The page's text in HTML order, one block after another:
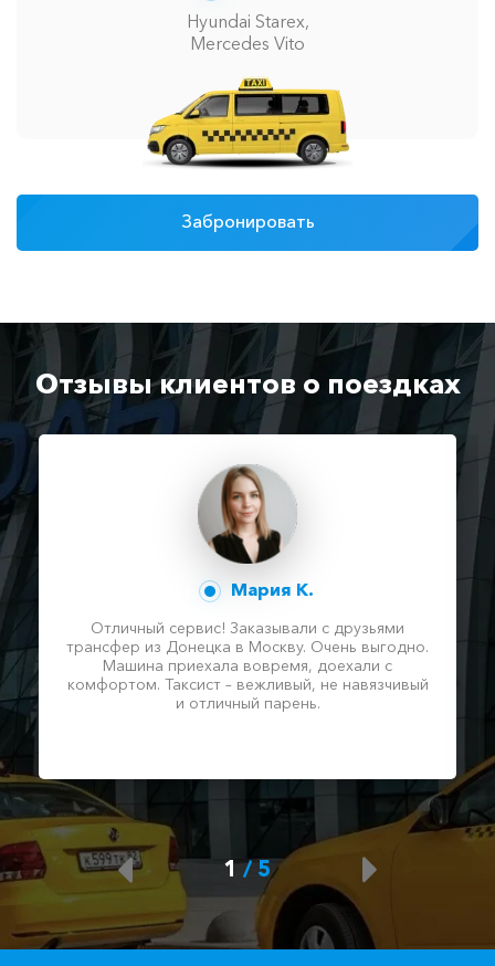
Hyundai Starex,
Mercedes Vito
Забронировать
Отзывы клиентов о поездках
Мария К.
Отличный сервис! Заказывали с друзьями
трансфер из Донецка в Москву. Очень выгодно.
Машина приехала вовремя, доехали с
комфортом. Таксист – вежливый, не навязчивый
и отличный парень.
1/ 5